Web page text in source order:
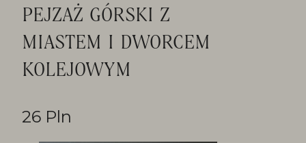
PEJZAŻ GÓRSKI Z
MIASTEM I DWORCEM
KOLEJOWYM
26 Pln